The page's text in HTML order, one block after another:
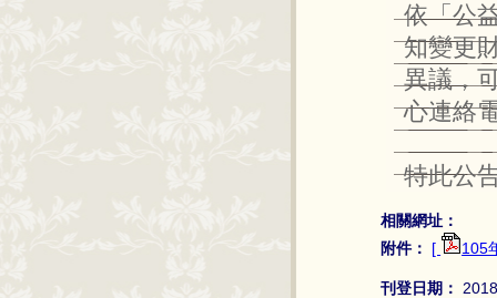
依「公
知變更
異議，
心連絡
特此公
相關網址：
附件：
[ 105
刊登日期：